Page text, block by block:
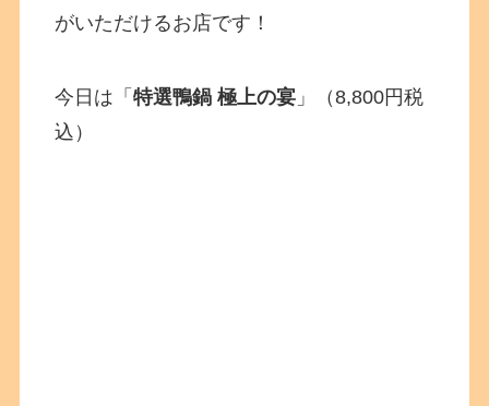
がいただけるお店です！
今日は「特選鴨鍋 極上の宴 」（8,800円税
込）